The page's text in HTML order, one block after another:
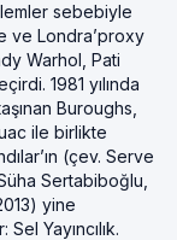
sebebiyle
ve Londra’proxy
Warhol, Pati
1981 yılında
Buroughs,
ile birlikte
(çev. Serve
Sertabiboğlu,
yine
Yayıncılık.